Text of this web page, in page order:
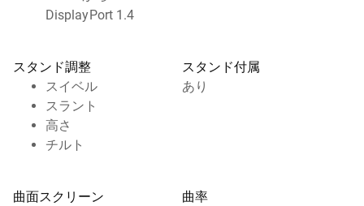
DisplayPort 1.4
スタンド調整
スイベル
スラント
高さ
チルト
スタンド付属
あり
曲面スクリーン
曲率